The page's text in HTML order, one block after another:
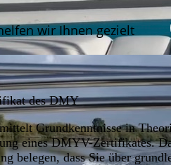
wir Ihnen gezielt
des DMY
Grundkenntnisse in
eines DMYV-Zertifikates.
belegen, dass Sie über